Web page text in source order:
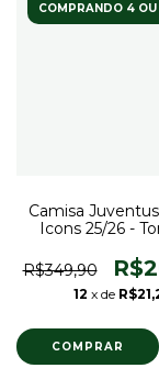
COMPRANDO 4 OU
Camisa
Icons 25/26 -
com detalhes
R$349,90
12 x de
COMPRAR